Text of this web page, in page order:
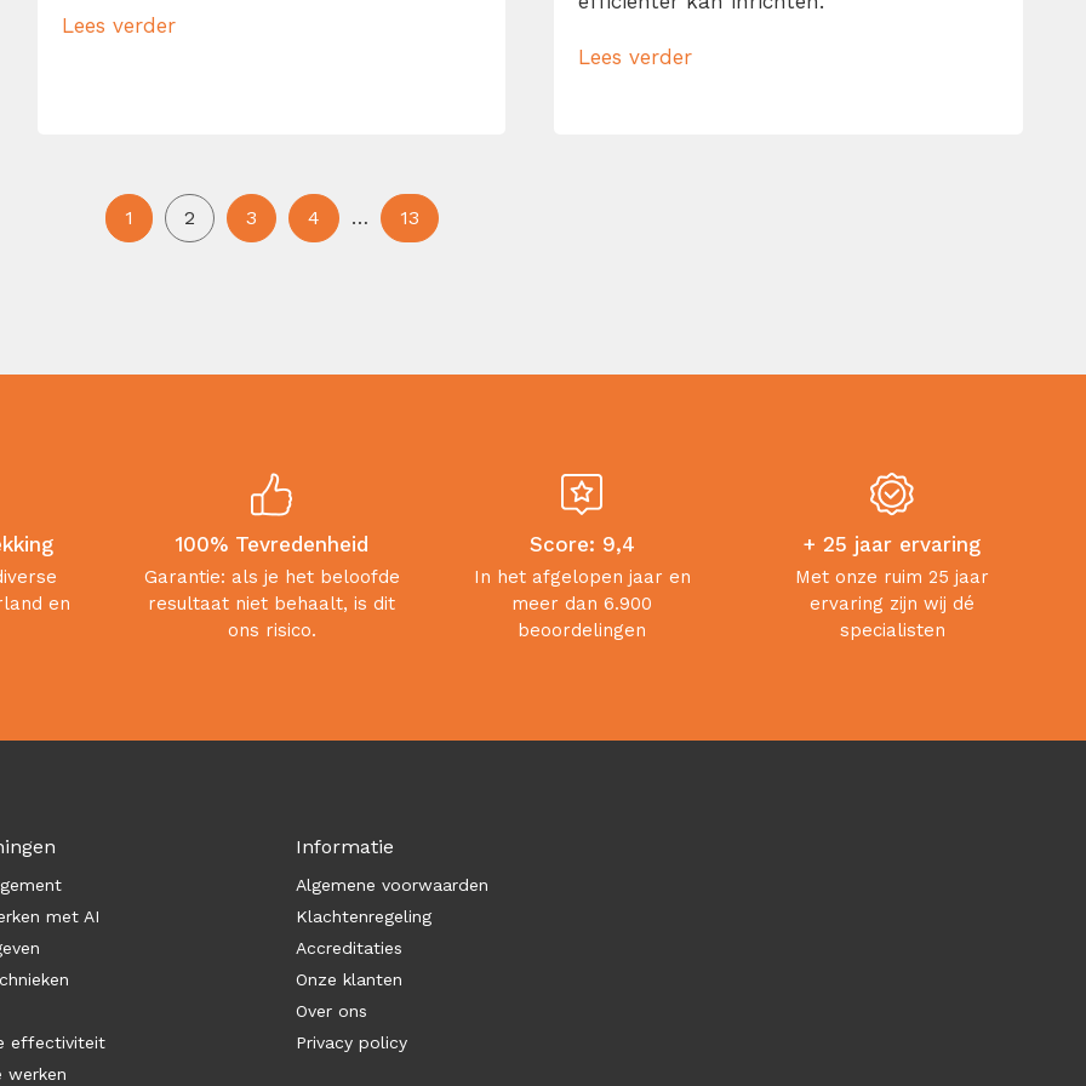
Lees verder
Lees verder
1 2 3 4 … 13
en
100% Tevredenheid
Garantie: als je het beloofde
resultaat niet behaalt, is dit
ons risico.
Score: 9,4
In het afgelopen jaar en
meer dan 6.900
beoordelingen
+ 25 jaar ervaring
Met onze ruim 25 jaar
ervaring zijn wij dé
specialisten
met AI
effectiviteit
werken
Informatie
Algemene voorwaarden
Klachtenregeling
Accreditaties
Onze klanten
Over ons
Privacy policy